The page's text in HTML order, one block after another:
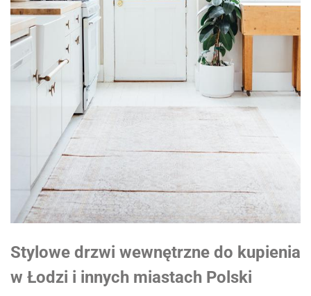
Stylowe drzwi wewnętrzne do kupienia
w Łodzi i innych miastach Polski